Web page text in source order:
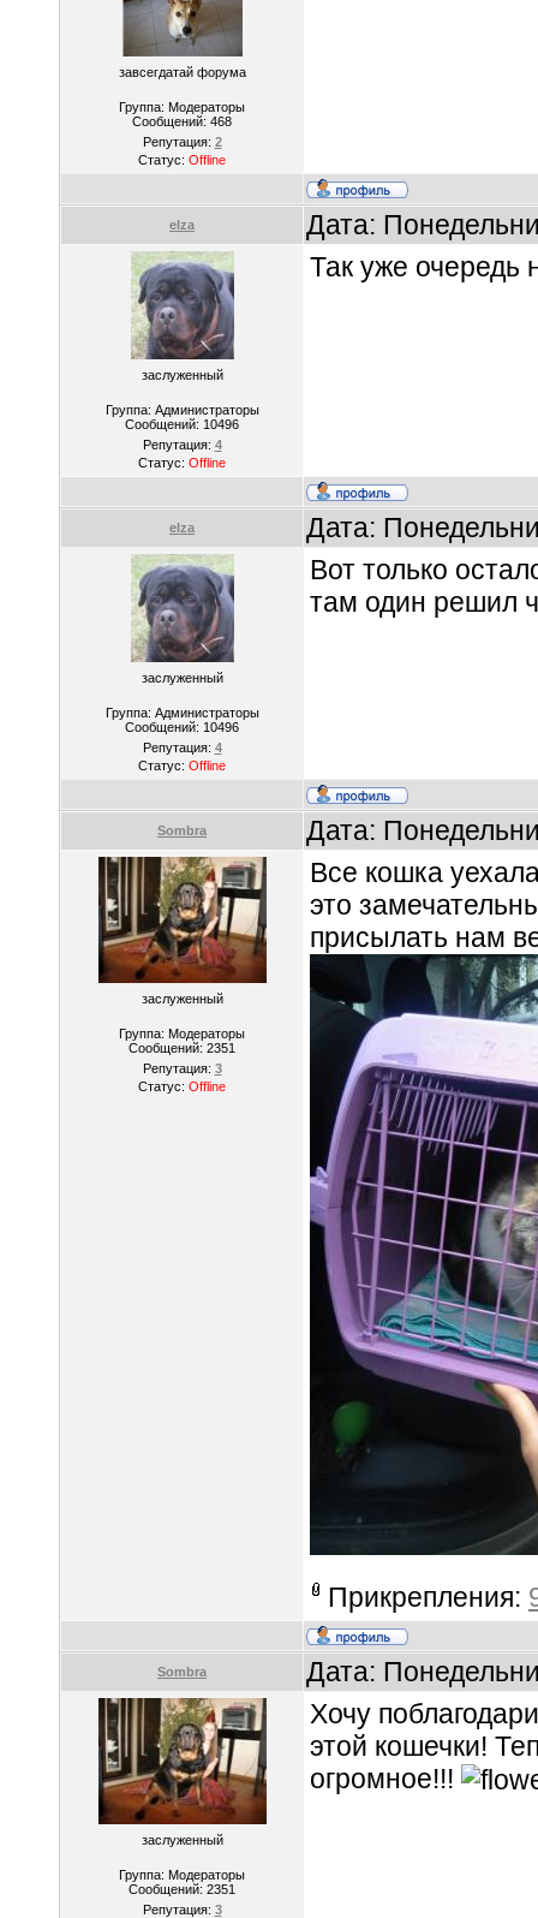
завсегдатай форума
Группа: Модераторы
Сообщений: 468
Репутация: 2
Статус: Offline
elza Дата:
заслуженный
Группа: Администраторы
Сообщений: 10496
Репутация: 4
Статус: Offline
Так уже очередь
elza Дата:
заслуженный
Группа: Администраторы
Сообщений: 10496
Репутация: 4
Статус: Offline
Вот только
там один решил
Sombra Дата:
заслуженный
Группа: Модераторы
Сообщений: 2351
Репутация: 3
Статус: Offline
Все кошка
это
присылать нам
Прикрепления:
Sombra Дата:
заслуженный
Группа: Модераторы
Сообщений: 2351
Репутация: 3
Хочу
этой кошечки!
огромное!!!